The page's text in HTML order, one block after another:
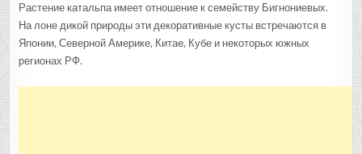
Растение катальпа имеет отношение к семейству Бигнониевых.
На лоне дикой природы эти декоративные кусты встречаются в
Японии, Северной Америке, Китае, Кубе и некоторых южных
регионах РФ.